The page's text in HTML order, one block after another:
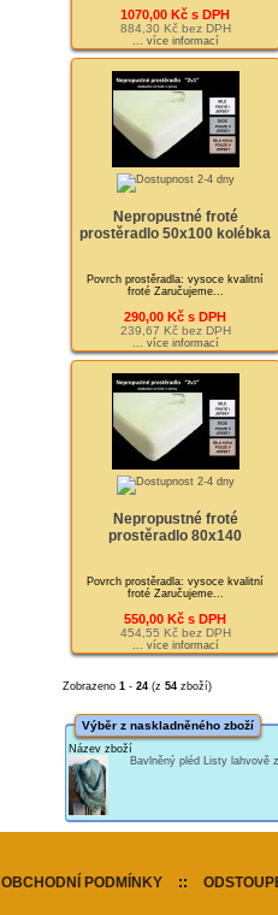
1070,00 Kč s DPH
884,30 Kč bez DPH
... více informací
Nepropustné froté
prostěradlo 50x100 kolébka
Povrch prostěradla: vysoce kvalitní
froté Zaručujeme...
290,00 Kč s DPH
239,67 Kč bez DPH
... více informací
Nepropustné froté
prostěradlo 80x140
Povrch prostěradla: vysoce kvalitní
froté Zaručujeme...
550,00 Kč s DPH
454,55 Kč bez DPH
... více informací
Zobrazeno 1 - 24(z 54zboží)
Výběr z naskladněného zboží
Název zboží
Bavlněný pléd Listy lahvově
OBCHODNÍ PODMÍNKY ::